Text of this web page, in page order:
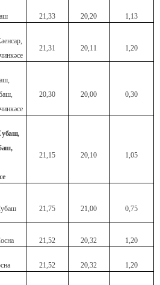
21,33 20,20 1,13
21,31 20,11 1,20
20,30 20,00 0,30
21,15 20,10 1,05
21,75 21,00 0,75
21,52 20,32 1,20
21,52 20,32 1,20